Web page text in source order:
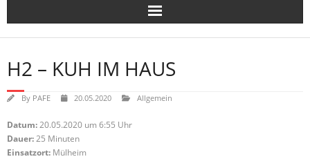
H2 – KUH IM HAUS
By PAFE 20.05.2020 Allgemein
Datum:20.05.2020 um 6:55 Uhr
Dauer:25 Minuten
Einsatzort: Mülheim